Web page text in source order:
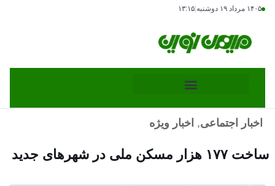
۱۴۰۵ مرداد ۱۹ دوشنبه ۱۳:۱۵
اخبار اجتماعی, اخبار ویژه
ساخت ۱۷۷ هزار مسکن ملی در شهرهای جدید